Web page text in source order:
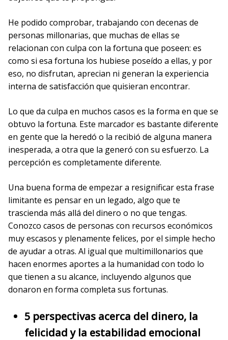
He podido comprobar, trabajando con decenas de
personas millonarias, que muchas de ellas se
relacionan con culpa con la fortuna que poseen: es
como si esa fortuna los hubiese poseído a ellas, y por
eso, no disfrutan, aprecian ni generan la experiencia
interna de satisfacción que quisieran encontrar.
Lo que da culpa en muchos casos es la forma en que se
obtuvo la fortuna. Este marcador es bastante diferente
en gente que la heredó o la recibió de alguna manera
inesperada, a otra que la generó con su esfuerzo. La
percepción es completamente diferente.
Una buena forma de empezar a resignificar esta frase
limitante es pensar en un legado, algo que te
trascienda más allá del dinero o no que tengas.
Conozco casos de personas con recursos económicos
muy escasos y plenamente felices, por el simple hecho
de ayudar a otras. Al igual que multimillonarios que
hacen enormes aportes a la humanidad con todo lo
que tienen a su alcance, incluyendo algunos que
donaron en forma completa sus fortunas.
5 perspectivas acerca del dinero, la
felicidad y la estabilidad emocional